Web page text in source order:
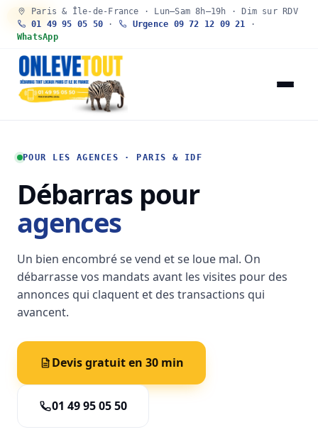
Paris & Île-de-France · Lun–Sam 8h–19h · Dim sur RDV
01 49 95 05 50 · Urgence 09 72 12 09 21 ·
WhatsApp
POUR LES AGENCES · PARIS & IDF
Débarras pour
agences
Un bien encombré se vend et se loue mal. On
débarrasse vos mandats avant les visites pour des
annonces qui claquent et des transactions qui
avancent.
Devis gratuit en 30 min
01 49 95 05 50
30 SEC